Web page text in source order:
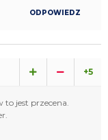
ODPOWIEDZ
+5
jest przecena.